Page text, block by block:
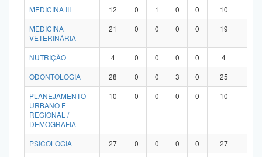
MEDICINA III
12 0 1 0 0 10
MEDICINA
VETERINÁRIA
21 0 0 0 0 19
NUTRIÇÃO 4 0 0 0 0 4
ODONTOLOGIA
28 0 0 3 0 25
PLANEJAMENTO
URBANO E
REGIONAL /
DEMOGRAFIA
10 0 0 0 0 10
PSICOLOGIA 27 0 0 0 0 27